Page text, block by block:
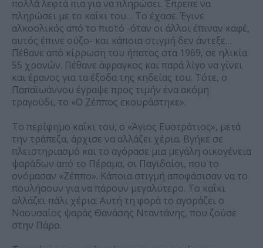
πολλά λεφτά πια για να πληρώσει. Έπρεπε να
πληρώσει με το καΐκι του… Το έχασε. Έγινε
αλκοολικός από το πιοτό -όταν οι άλλοι έπιναν καφέ,
αυτός έπινε ούζο- και κάποια στιγμή δεν άντεξε…
Πέθανε από κίρρωση του ήπατος στα 1969, σε ηλικία
55 χρονών. Πέθανε άφραγκος και παρά λίγο να γίνει
και έρανος για τα έξοδα της κηδείας του. Τότε, ο
Παπαϊωάννου έγραψε προς τιμήν ένα ακόμη
τραγούδι, το «Ο Ζέππος εκουράστηκε».
Το περίφημο καΐκι του, ο «Άγιος Ευστράτιος», μετά
την τράπεζα, άρχισε να αλλάζει χέρια. Βγήκε σε
πλειστηριασμό και το αγόρασε μια μεγάλη οικογένεια
ψαράδων από το Πέραμα, οι Παγιδαίοι, που το
ονόμασαν «Ζέππο». Κάποια στιγμή αποφάσισαν να το
πουλήσουν για να πάρουν μεγαλύτερο. Το καΐκι
αλλάζει πάλι χέρια. Αυτή τη φορά το αγοράζει ο
Ναουσαίος ψαράς Θανάσης Νταντάνης, που ζούσε
στην Πάρο.